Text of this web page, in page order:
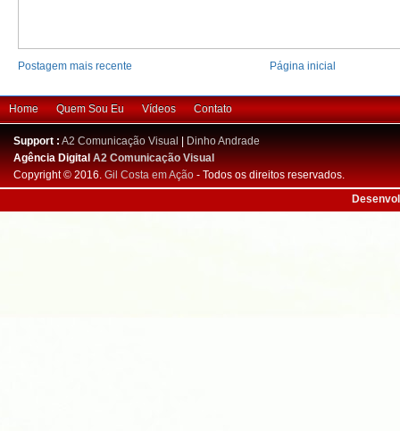
Postagem mais recente Página inicial
Home Quem Sou Eu Vídeos Contato
Support : A2 Comunicação Visual | Dinho Andrade
Agência DigitalA2 Comunicação Visual
Copyright © 2016. Gil Costa em Ação - Todos os direitos reservados.